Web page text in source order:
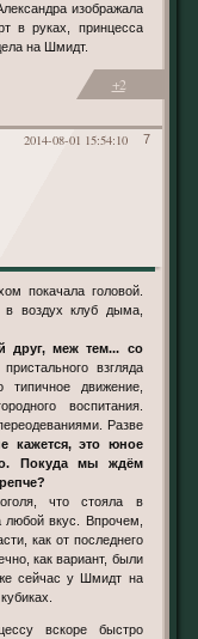
изображала
в руках, принцесса
на Шмидт.
+2
7
2014-08-01 15:54:10
в воздух клуб дыма,
друг, меж тем... со
взгляда
типичное движение,
воспитания.
Разве
кажется, это юное
Покуда мы ждём
что стояла в
вкус. Впрочем,
как от последнего
как вариант, были
сейчас у Шмидт на